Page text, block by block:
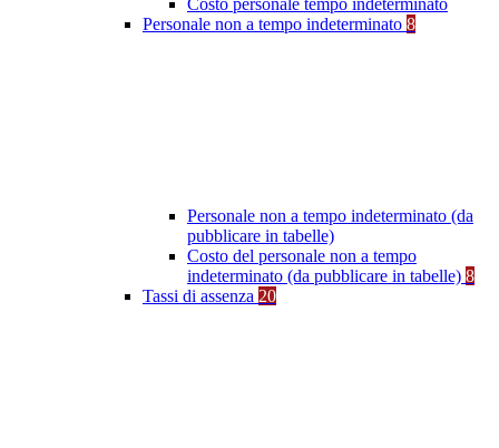
Costo personale tempo indeterminato
Personale non a tempo indeterminato 8
Personale non a tempo indeterminato (da
pubblicare in tabelle)
Costo del personale non a tempo
indeterminato (da pubblicare in tabelle) 8
Tassi di assenza 20